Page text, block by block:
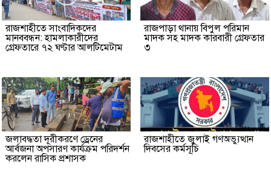
রাজশাহীতে সাংবাদিকদের
মানববন্ধন: হামলাকারীদের
গ্রেফতারে ৭২ ঘণ্টার আলটিমেটাম
রাজপাড়া থানায় বিপুল পরিমান
মাদক সহ মাদক কারবারী গ্রেফতার
৩
জলাবদ্ধতা দূরীকরণে ড্রেনের
আর্বজনা অপসারণ কার্যক্রম পরিদর্শন
করলেন রাসিক প্রশাসক
রাজশাহীতে জুলাই গণঅভ্যুত্থান
দিবসের কর্মসূচি